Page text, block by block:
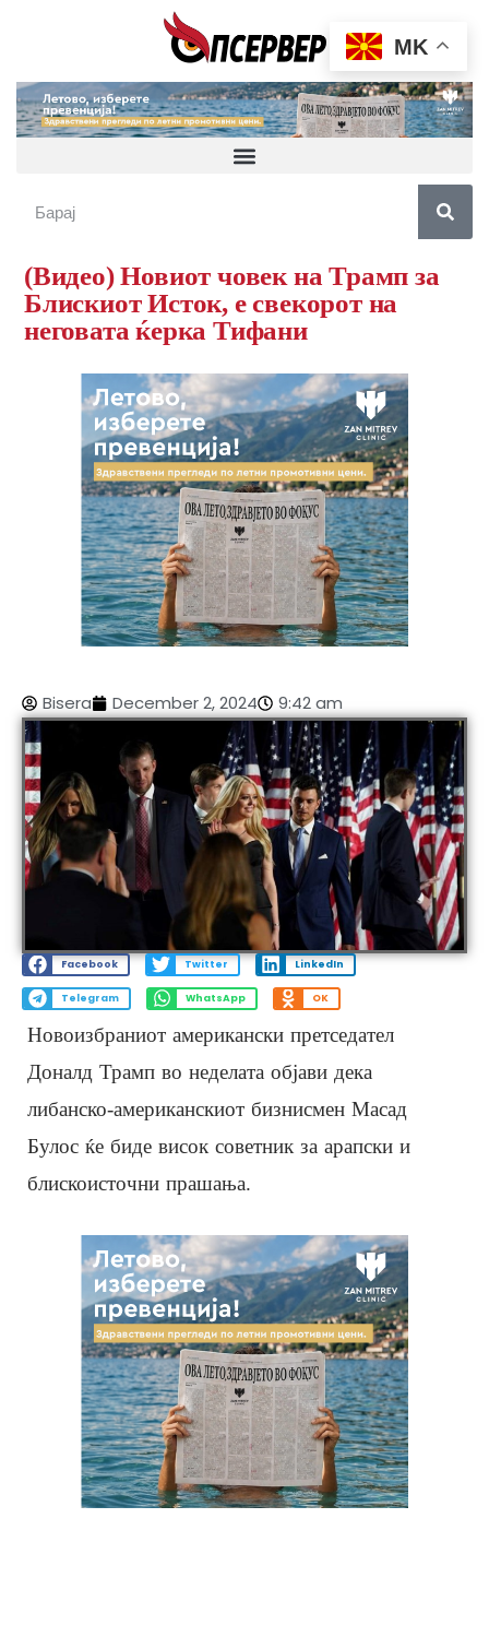
(Видео) Новиот човек на Трамп за
Блискиот Исток, е свекорот на
неговата ќерка Тифани
Bisera December 2, 2024 9:42 am
Facebook Twitter LinkedIn
Telegram WhatsApp OK
Новоизбраниот американски претседател
Доналд Трамп во неделата објави дека
либанско-американскиот бизнисмен Масад
Булос ќе биде висок советник за арапски и
блискоисточни прашања.
MK